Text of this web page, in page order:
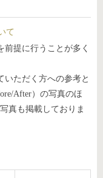
て
提に行うことが多く
いただく方への参考と
After）の写真のほ
真も掲載しておりま